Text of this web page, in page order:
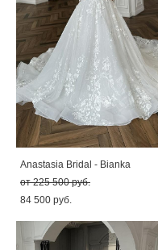
Anastasia Bridal - Bianka
от 225 500 pуб.
84 500 pуб.